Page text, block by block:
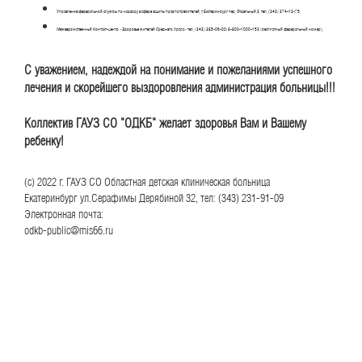
Управление федеральной службы по надзору в сфере защиты прав потребителей. г. Екатеринбург, пер. Отдельный,3, тел. (343) 374-13-79.
Межведомственный Контакт-центр «Здоровье жителей Среднего Урала» тел. (343) 385-06-00; 8-800-1000-153 (бесплатный федеральный номер).
С уважением, надеждой на понимание и пожеланиями успешного
лечения и скорейшего выздоровления администрация больницы!!!
Коллектив ГАУЗ СО "ОДКБ" желает здоровья Вам и Вашему
ребенку!
(с) 2022 г. ГАУЗ СО Областная детская клиническая больница
Екатеринбург ул.Серафимы Дерябиной 32, тел: (343) 231-91-09
Электронная почта:
odkb-public@mis66.ru